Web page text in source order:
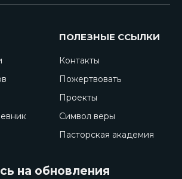
ПОЛЕЗНЫЕ ССЫЛКИ
Контакты
Пожертвовать
Проекты
Символ веры
Пасторская академия
на обновления